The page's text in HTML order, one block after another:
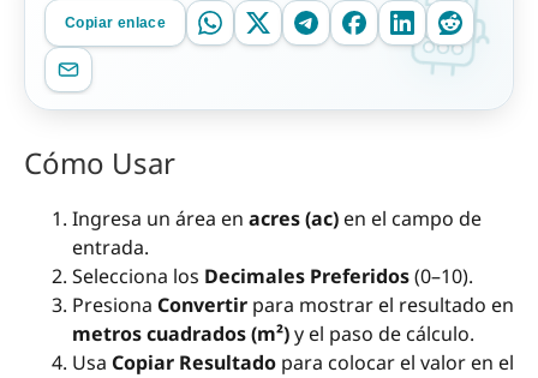
Copiar enlace
Cómo Usar
Ingresa un área en acres (ac) en el campo de
entrada.
Selecciona los Decimales Preferidos(0–10).
Presiona Convertir para mostrar el resultado en
metros cuadrados (m²)y el paso de cálculo.
Usa Copiar Resultado para colocar el valor en el